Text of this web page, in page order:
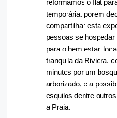
reformamos o flat
temporária, porem
compartilhar esta
pessoas se hospedar
para o bem estar.
tranquila da Riviera.
minutos por um
arborizado, e a
esquilos dentre
a Praia.